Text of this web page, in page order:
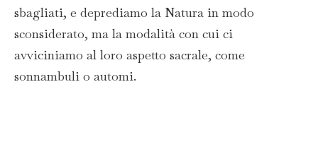
sbagliati, e deprediamo la Natura in modo
sconsiderato, ma la modalità con cui ci
avviciniamo al loro aspetto sacrale, come
sonnambuli o automi.